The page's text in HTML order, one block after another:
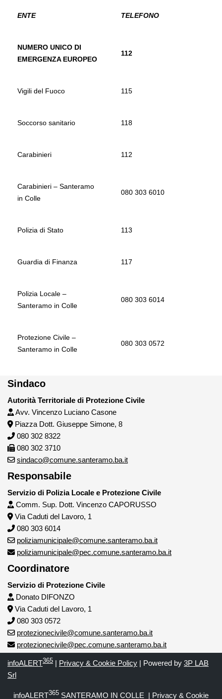
ENTE TELEFONO
NUMERO UNICO DI
EMERGENZA EUROPEO
112
Vigili del Fuoco 115
Soccorso sanitario 118
Carabinieri 112
Carabinieri – Santeramo
in Colle
080 303 6010
Polizia di Stato 113
Guardia di Finanza 117
Polizia Locale –
Santeramo in Colle
080 303 6014
Protezione Civile –
Santeramo in Colle
080 303 0572
Sindaco
Autorità Territoriale di Protezione Civile
Avv. Vincenzo Luciano Casone
Piazza Dott. Giuseppe Simone, 8
080 302 8322
080 302 3710
sindaco@comune.santeramo.ba.it
Responsabile
Servizio di Polizia Locale e Protezione Civile
Comm. Sup. Dott. Vincenzo CAPORUSSO
Via Caduti del Lavoro, 1
080 303 6014
poliziamunicipale@comune.santeramo.ba.it
poliziamunicipale@pec.comune.santeramo.ba.it
Coordinatore
Servizio di Protezione Civile
Donato DIFONZO
Via Caduti del Lavoro, 1
080 303 0572
protezionecivile@comune.santeramo.ba.it
protezionecivile@pec.comune.santeramo.ba.it
infoALERT365 | Privacy & Cookie Policy | Powered by 3P LAB
Srl
infoALERT365 SANTERAMO IN COLLE | Privacy & Cookie